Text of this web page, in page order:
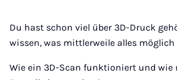
Du hast schon viel über 3D-Druck
wissen, was mittlerweile alles möglich
Wie ein 3D-Scan funktioniert und wie